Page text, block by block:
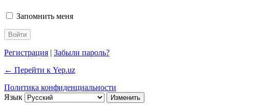
Запомнить меня
Регистрация | Забыли пароль?
← Перейти к Yep.uz
Политика конфиденциальности
Язык